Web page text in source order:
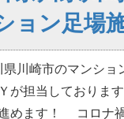
ョン足場
県川崎市のマンショ
が担当しておりま
めます！ コロナ